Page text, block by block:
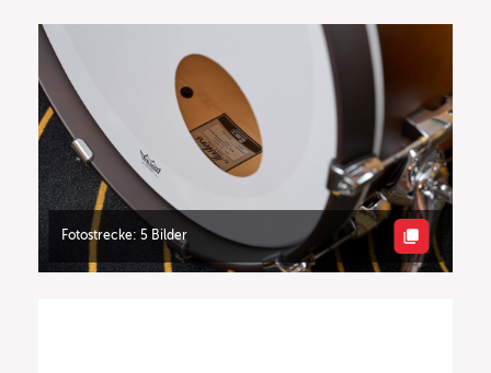
Fotostrecke: 5 Bilder